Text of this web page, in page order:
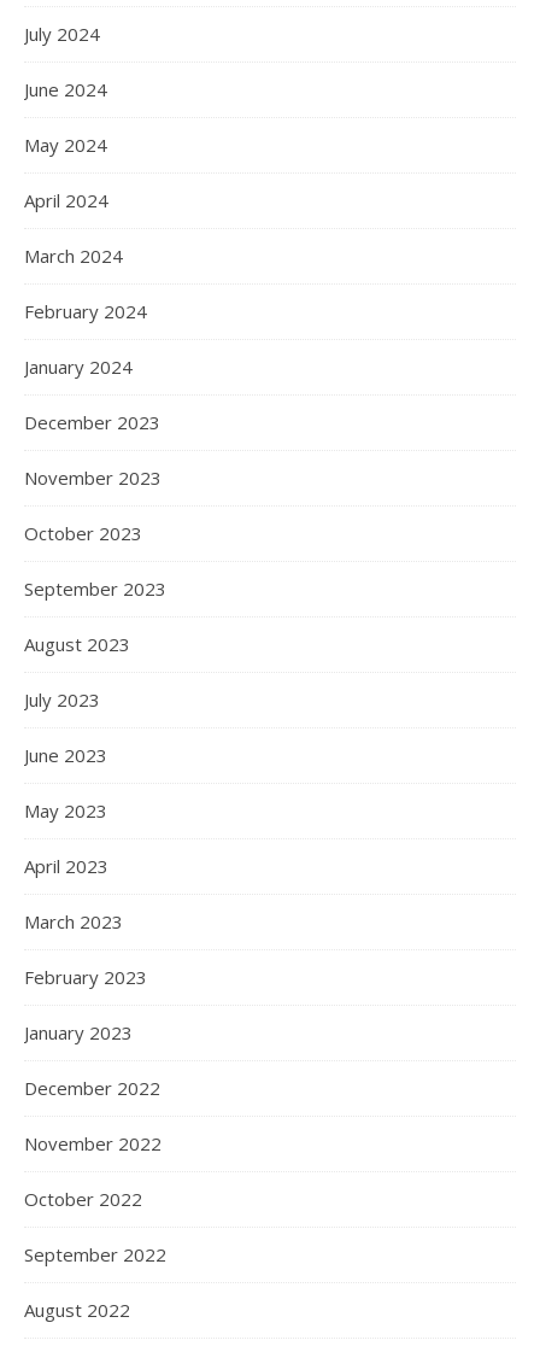
July 2024
June 2024
May 2024
April 2024
March 2024
February 2024
January 2024
December 2023
November 2023
October 2023
September 2023
August 2023
July 2023
June 2023
May 2023
April 2023
March 2023
February 2023
January 2023
December 2022
November 2022
October 2022
September 2022
August 2022